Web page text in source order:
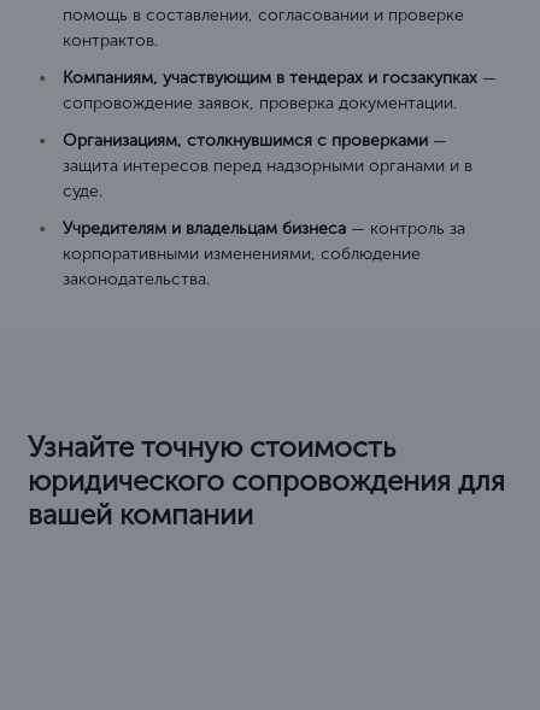
помощь в составлении, согласовании и проверке
контрактов.
Компаниям, участвующим в тендерах и госзакупках —
сопровождение заявок, проверка документации.
Организациям, столкнувшимся с проверками —
защита интересов перед надзорными органами и в
суде.
Учредителям и владельцам бизнеса — контроль за
корпоративными изменениями, соблюдение
законодательства.
Узнайте точную стоимость
юридического сопровождения для
вашей компании